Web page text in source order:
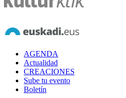
AGENDA
Actualidad
CREACIONES
Sube tu evento
Boletín